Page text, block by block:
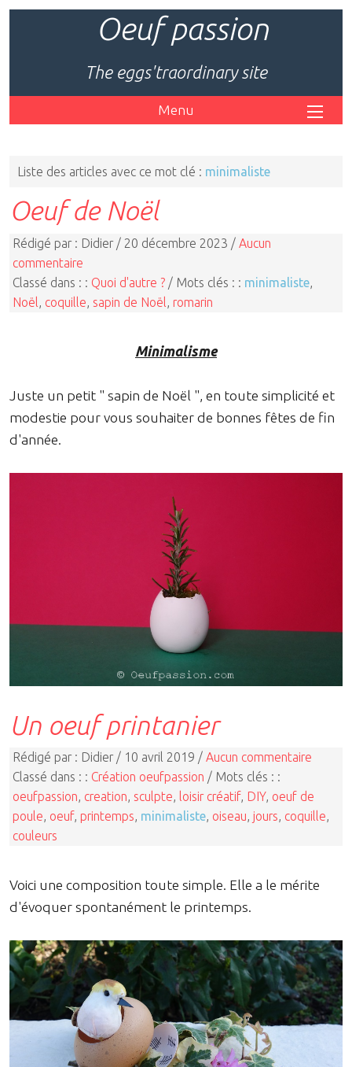
Oeuf passion
The eggs'traordinary site
Menu
Liste des articles avec ce mot clé : minimaliste
Oeuf de Noël
Rédigé par : Didier / 20 décembre 2023 / Aucun
commentaire
Classé dans : : Quoi d'autre ? / Mots clés : : minimaliste
Noël
coquille sapin de Noël romarin
Minimalisme
Juste un petit " sapin de Noël ", en toute simplicité et
modestie pour vous souhaiter de bonnes fêtes de fin
d'année.
Un oeuf printanier
Rédigé par : Didier / 10 avril 2019 / Aucun commentaire
Classé dans : : Création oeufpassion / Mots clés : :
oeufpassion, creation, sculpte, loisir créatif, DIY, oeuf de
poule, oeuf, printemps, minimaliste, oiseau, jours, coquille,
couleurs
Voici une composition toute simple. Elle a le mérite
d'évoquer spontanément le printemps.